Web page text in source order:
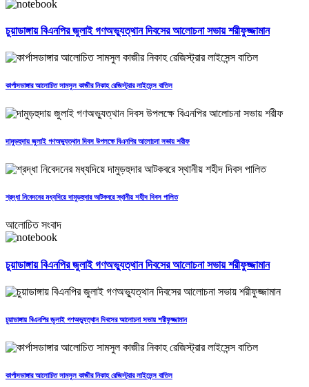
চুয়াডাঙ্গায় বিএনপির জুলাই গণঅভ্যুত্থান দিবসের আলোচনা সভায় শরীফুজ্জামান
কার্পাসডাঙ্গার আলোচিত সামসুল কাজীর নিকাহ রেজিস্ট্রার লাইসেন্স বাতিল
দামুড়হুদায় জুলাই গণঅভ্যুত্থান দিবস উপলক্ষে বিএনপির আলোচনা সভায় শরীফ
শ্রদ্ধা নিবেদনের মধ্যদিয়ে দামুড়হুদার আটকবরে স্থানীয় শহীদ দিবস পালিত
আলোচিত সংবাদ
চুয়াডাঙ্গায় বিএনপির জুলাই গণঅভ্যুত্থান দিবসের আলোচনা সভায় শরীফুজ্জামান
চুয়াডাঙ্গায় বিএনপির জুলাই গণঅভ্যুত্থান দিবসের আলোচনা সভায় শরীফুজ্জামান
কার্পাসডাঙ্গার আলোচিত সামসুল কাজীর নিকাহ রেজিস্ট্রার লাইসেন্স বাতিল